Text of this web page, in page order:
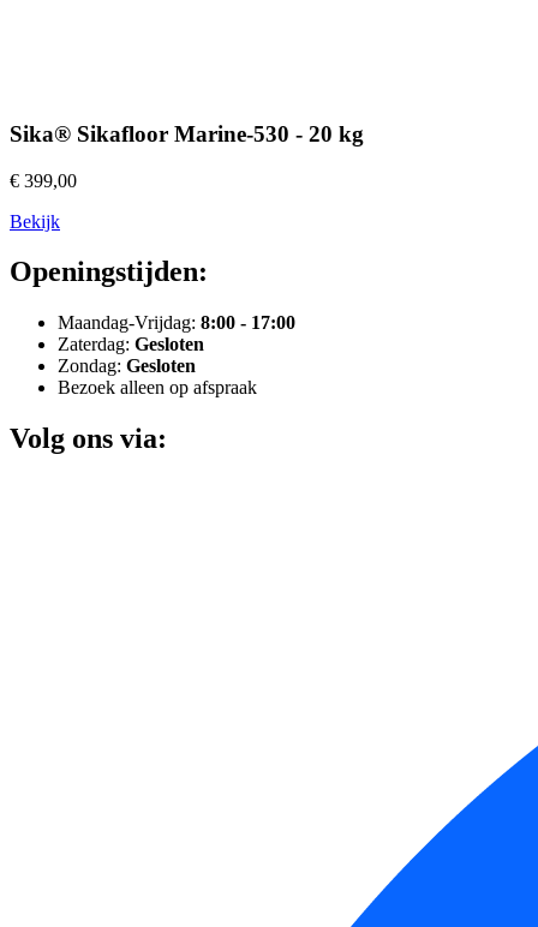
Sika® Sikafloor Marine-530 - 20 kg
€ 399,00
Bekijk
Openingstijden:
Maandag-Vrijdag: 8:00 - 17:00
Zaterdag: Gesloten
Zondag: Gesloten
Bezoek alleen op afspraak
Volg ons via: